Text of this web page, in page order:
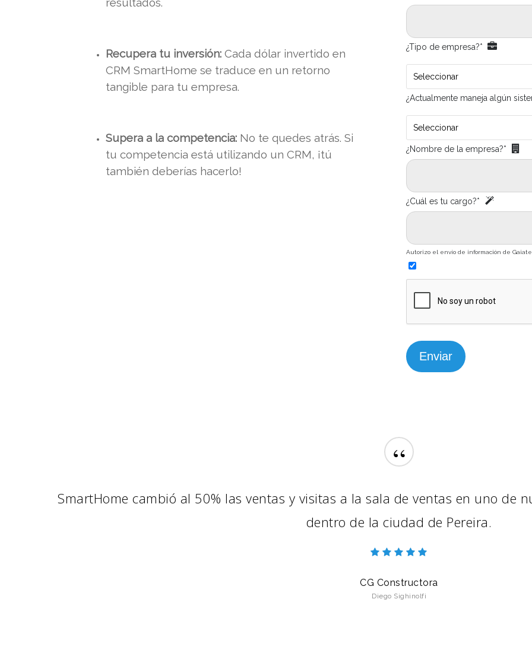
Recupera tu inversión: Cada dólar invertido en
CRM SmartHome se traduce en un retorno
tangible para tu empresa.
Supera a la competencia: No te quedes atrás. Si
tu competencia está utilizando un CRM, ¡tú
también deberías hacerlo!
¿Tipo de empresa?*
Seleccionar
¿Actualmente maneja algún
Seleccionar
¿Nombre de la empresa?*
¿Cuál es tu cargo?*
Autorizo el envío de información de
“
SmartHome cambió al 50% las ventas y visitas a la sala de ventas en uno de
dentro de la ciudad de Pereira.
CG Constructora
Diego Sighinolfi